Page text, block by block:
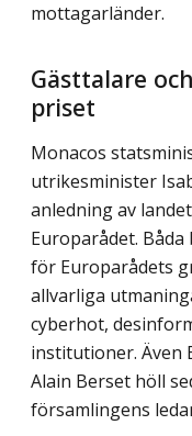
mottagarländer.
Gästtalare
priset
Monacos
utrikesminister
anledning av
Europarådet.
för Europarådets
allvarliga
cyberhot,
institutioner. Även
Alain Berset höll
församlingens